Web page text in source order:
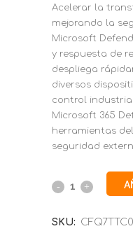
Acelerar la
mejorando la
Microsoft
y respuesta de
despliega
diversos
control
Microsoft 365
herramientas
seguridad
SKU: